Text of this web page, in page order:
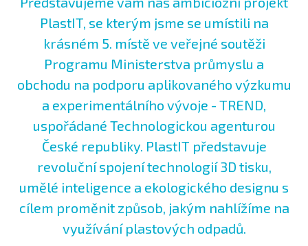
PlastIT, se kterým jsme se umístili na
krásném 5. místě ve veřejné soutěži
Programu Ministerstva průmyslu a
obchodu na podporu aplikovaného výzkumu
a experimentálního vývoje - TREND,
uspořádané Technologickou agenturou
České republiky. PlastIT představuje
revoluční spojení technologií 3D tisku,
umělé inteligence a ekologického designu s
cílem proměnit způsob, jakým nahlížíme na
využívání plastových odpadů.